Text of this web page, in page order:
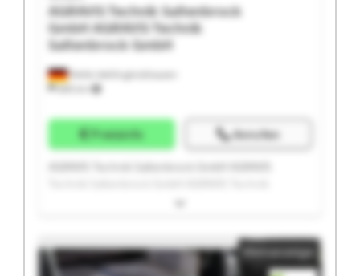
Melle-Wellingholzhausen
685 km
AGRAVIS Technik Saltenbrock
GmbHAGRAVIS Technik
Saltenbrock GmbH
Preisinfo Anrufen
Saltenbrock GmbH AGRAVIS Technik Saltenbrock
Technik Saltenbrock GmbH AGRAVIS Technik
Saltenbrock GmbH AGRAVIS Technik Saltenbrock
GmbH AGRAVIS Technik Saltenbrock GmbH AGRAVIS
Kleinanzeige